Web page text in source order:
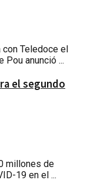
Teledoce el
Pou anunció ...
el segundo
millones de
19 en el ...